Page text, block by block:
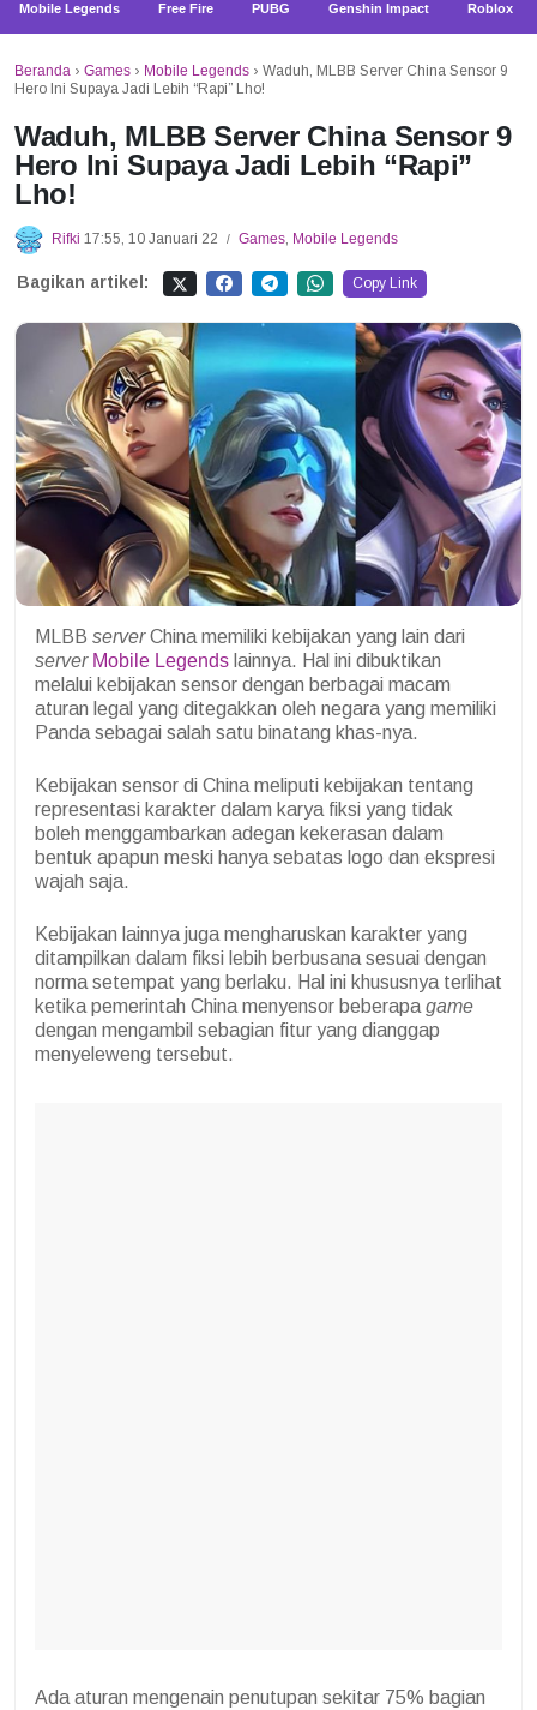
Mobile Legends Free Fire PUBG Genshin Impact Roblox
Beranda › Games › Mobile Legends › Waduh, MLBB Server China Sensor 9
Hero Ini Supaya Jadi Lebih “Rapi” Lho!
Waduh, MLBB Server China Sensor 9
Hero Ini Supaya Jadi Lebih “Rapi”
Lho!
Rifki 17:55, 10 Januari 22 / Games, Mobile Legends
Bagikan artikel: Copy Link
MLBB serverChina memiliki kebijakan yang lain dari
server Mobile Legends lainnya. Hal ini dibuktikan
melalui kebijakan sensor dengan berbagai macam
aturan legal yang ditegakkan oleh negara yang memiliki
Panda sebagai salah satu binatang khas-nya.
Kebijakan sensor di China meliputi kebijakan tentang
representasi karakter dalam karya fiksi yang tidak
boleh menggambarkan adegan kekerasan dalam
bentuk apapun meski hanya sebatas logo dan ekspresi
wajah saja.
Kebijakan lainnya juga mengharuskan karakter yang
ditampilkan dalam fiksi lebih berbusana sesuai dengan
norma setempat yang berlaku. Hal ini khususnya terlihat
ketika pemerintah China menyensor beberapa game
dengan mengambil sebagian fitur yang dianggap
menyeleweng tersebut.
Ada aturan mengenain penutupan sekitar 75% bagian